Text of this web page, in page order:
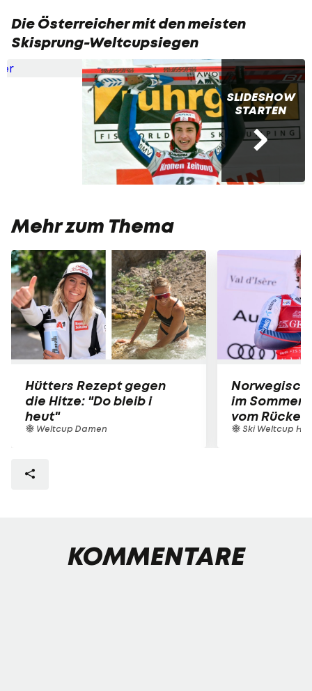
Die Österreicher mit den meisten
Skisprung-Weltcupsiegen
SLIDESHOW
STARTEN
Mehr zum Thema
Hütters Rezept gegen
die Hitze: "Do bleib i
heut"
Weltcup Damen
im Sommer-
vom
Ski Weltcup
KOMMENTARE